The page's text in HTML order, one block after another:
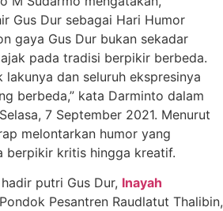
Gus Dur sebagai Hari Humor
gaya Gus Dur bukan sekadar
pada tradisi berpikir berbeda.
lakunya dan seluruh ekspresinya
berbeda,” kata Darminto dalam
7 September 2021. Menurut
melontarkan humor yang
berpikir kritis hingga kreatif.
putri Gus Dur, Inayah
Pesantren Raudlatut Thalibin,